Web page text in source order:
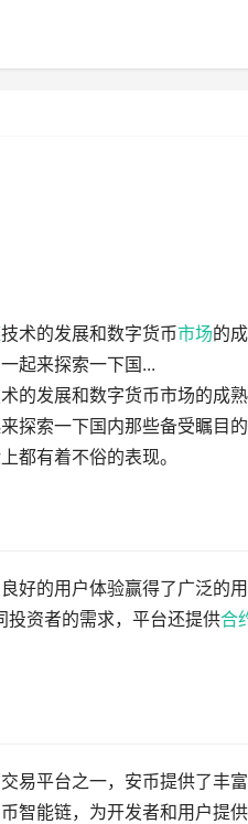
技术的发展和数字货币市场的成
起来探索一下国...
的发展和数字货币市场的成熟
探索一下国内那些备受瞩目
都有着不俗的表现。
好的用户体验赢得了广泛的
资者的需求，平台还提供合
易平台之一，安币提供了丰
智能链，为开发者和用户提